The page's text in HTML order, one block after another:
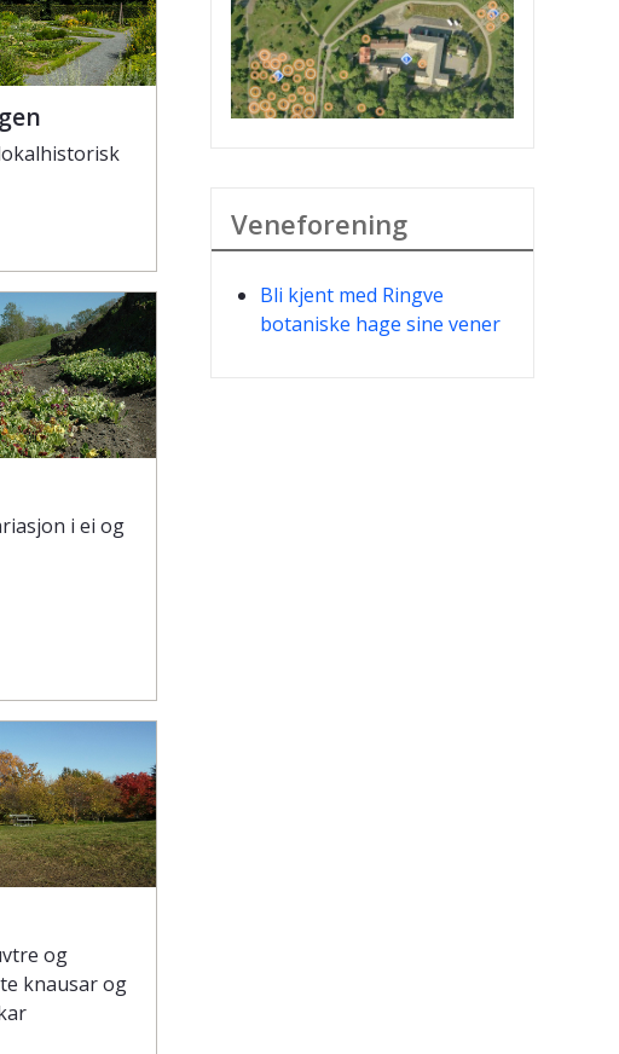
i ei og
og
knausar og
Veneforening
Bli kjent med Ringve
botaniske hage sine vener